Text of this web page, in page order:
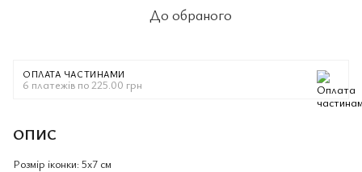
До обраного
ОПЛАТА ЧАСТИНАМИ
6 платежів по 225.00 грн
ОПИС
Розмір іконки: 5х7 см